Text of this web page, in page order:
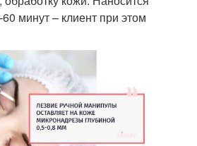
минут – клиент при этом